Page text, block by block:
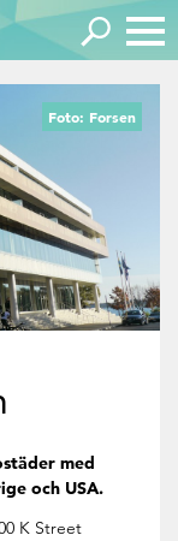
Foto: Forsen
med
och USA.
K Street